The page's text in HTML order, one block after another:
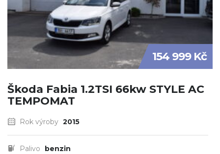
154 999 Kč
Škoda Fabia 1.2TSI 66kw STYLE AC
TEMPOMAT
Rok výroby 2015
Palivo benzin